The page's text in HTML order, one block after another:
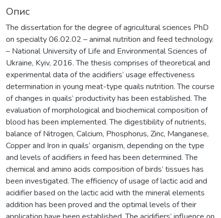
Опис
The dissertation for the degree of agricultural sciences PhD
on specialty 06.02.02 – animal nutrition and feed technology.
– National University of Life and Environmental Sciences of
Ukraine, Kyiv, 2016. The thesis comprises of theoretical and
experimental data of the acidifiers’ usage effectiveness
determination in young meat-type quails nutrition. The course
of changes in quails’ productivity has been established. The
evaluation of morphological and biochemical composition of
blood has been implemented. The digestibility of nutrients,
balance of Nitrogen, Calcium, Phosphorus, Zinc, Manganese,
Copper and Iron in quails’ organism, depending on the type
and levels of acidifiers in feed has been determined. The
chemical and amino acids composition of birds’ tissues has
been investigated. The efficiency of usage of lactic acid and
acidifier based on the lactic acid with the mineral elements
addition has been proved and the optimal levels of their